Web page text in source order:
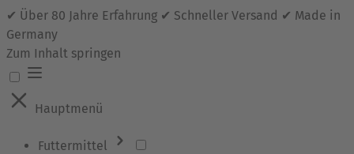
✔ Über 80 Jahre Erfahrung ✔ Schneller Versand ✔ Made in
Germany
Zum Inhalt springen
Hauptmenü
Futtermittel